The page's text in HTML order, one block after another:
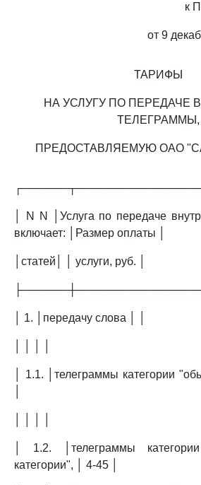
к
от 9
ТАРИФЫ
НА УСЛУГУ ПО ПЕРЕДАЧЕ
ТЕЛЕГРАММЫ,
ПРЕДОСТАВЛЯЕМУЮ ОАО
│ N N │Услуга по передаче
включает: │Размер оплаты │
│статей│ │ услуги, руб. │
│ 1. │передачу слова │ │
│ 1.1. │телеграммы категории
│ 1.2. │телеграммы
категории", │ 4-45 │